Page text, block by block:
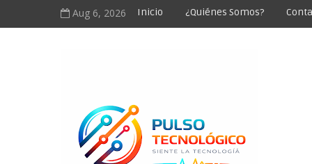
Aug 6, 2026 Inicio ¿Quiénes Somos?